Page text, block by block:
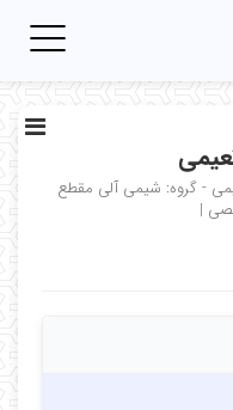
- گروه: شیمی آلی مقطع
|